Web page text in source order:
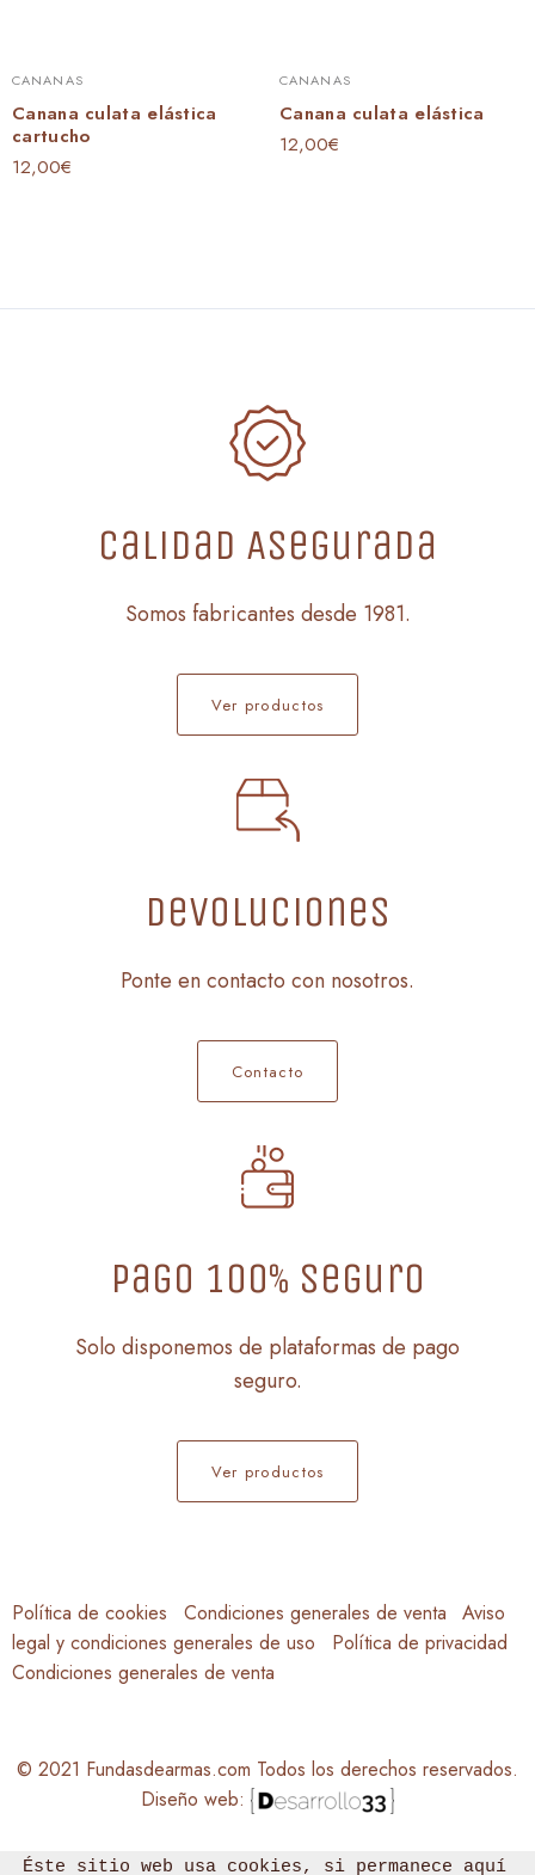
CANANAS
Canana culata elástica
cartucho
12,00€
CANANAS
Canana culata elástica
12,00€
Calidad Asegurada
Somos fabricantes desde 1981.
Ver productos
Devoluciones
Ponte en contacto con nosotros.
Contacto
Pago 100% seguro
Solo disponemos de plataformas de pago
seguro.
Ver productos
Política de cookies Condiciones generales de venta
Aviso
legal y condiciones generales de uso
Política de privacidad
Condiciones generales de venta
© 2021 Fundasdearmas.com Todos los derechos reservados.
Diseño web:
Éste sitio web usa cookies, si permanece aquí